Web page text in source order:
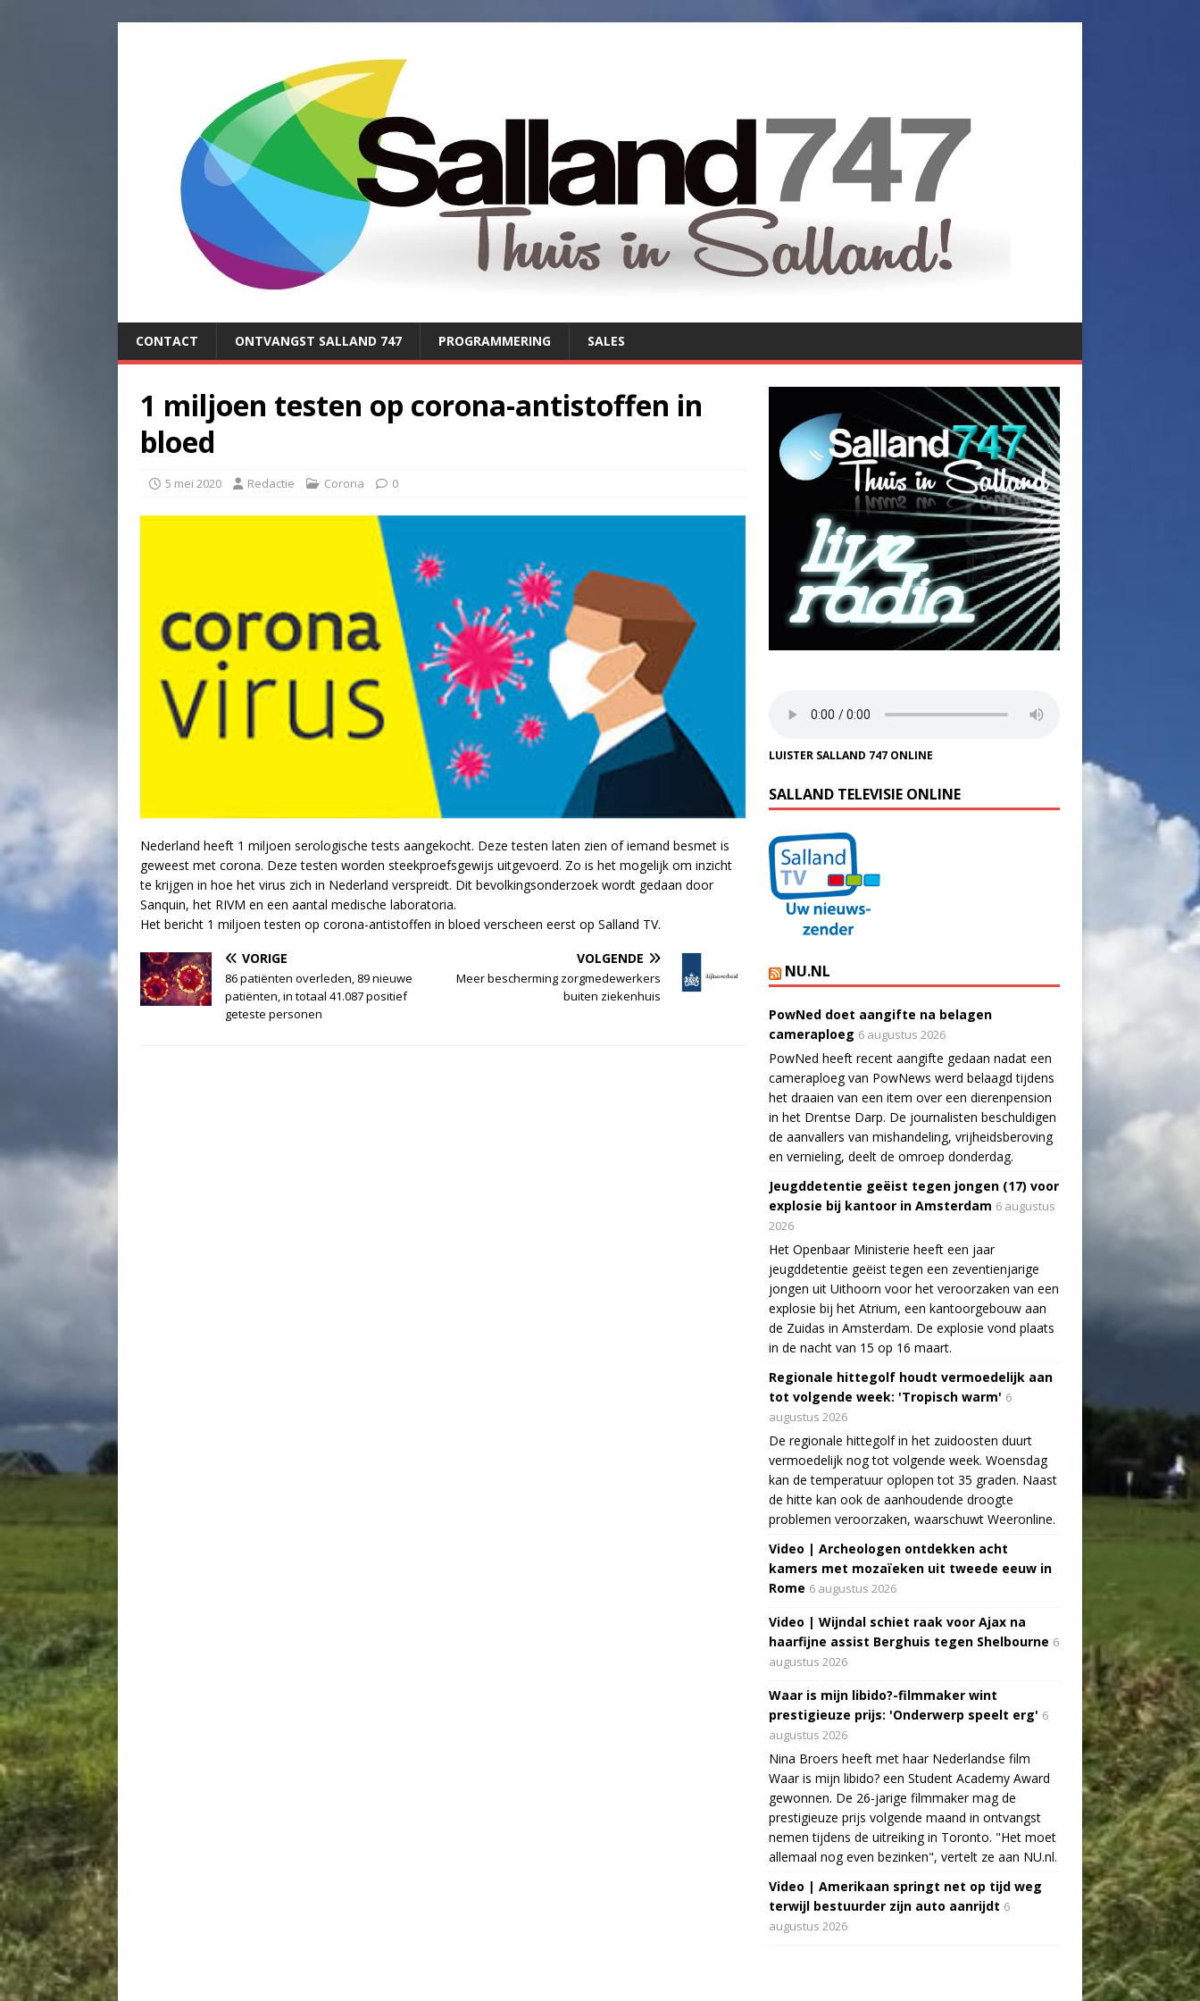
CONTACT ONTVANGST SALLAND 747 PROGRAMMERING SALES
1 miljoen testen op corona-antistoffen in
bloed
5 mei 2020 Redactie Corona 0
Nederland heeft 1 miljoen serologische tests aangekocht. Deze testen laten zien of iemand besmet is
geweest met corona. Deze testen worden steekproefsgewijs uitgevoerd. Zo is het mogelijk om inzicht
te krijgen in hoe het virus zich in Nederland verspreidt. Dit bevolkingsonderzoek wordt gedaan door
Sanquin, het RIVM en een aantal medische laboratoria.
Het bericht 1 miljoen testen op corona-antistoffen in bloed verscheen eerst op Salland TV.
VORIGE
86 patiënten overleden, 89 nieuwe
patiënten, in totaal 41.087 positief
geteste personen
VOLGENDE
Meer bescherming zorgmedewerkers
buiten ziekenhuis
LUISTER SALLAND 747 ONLINE
SALLAND TELEVISIE ONLINE
NU.NL
PowNed doet aangifte na belagen
cameraploeg 6 augustus 2026
PowNed heeft recent aangifte gedaan nadat een
cameraploeg van PowNews werd belaagd tijdens
het draaien van een item over een dierenpension
in het Drentse Darp. De journalisten beschuldigen
de aanvallers van mishandeling, vrijheidsberoving
en vernieling, deelt de omroep donderdag.
Jeugddetentie geëist tegen jongen (17) voor
explosie bij kantoor in Amsterdam 6 augustus
2026
Het Openbaar Ministerie heeft een jaar
jeugddetentie geëist tegen een zeventienjarige
jongen uit Uithoorn voor het veroorzaken van een
explosie bij het Atrium, een kantoorgebouw aan
de Zuidas in Amsterdam. De explosie vond plaats
in de nacht van 15 op 16 maart.
Regionale hittegolf houdt vermoedelijk aan
tot volgende week: 'Tropisch warm' 6
augustus 2026
De regionale hittegolf in het zuidoosten duurt
vermoedelijk nog tot volgende week. Woensdag
kan de temperatuur oplopen tot 35 graden. Naast
de hitte kan ook de aanhoudende droogte
problemen veroorzaken, waarschuwt Weeronline.
Video | Archeologen ontdekken acht
kamers met mozaïeken uit tweede eeuw in
Rome 6 augustus 2026
Video | Wijndal schiet raak voor Ajax na
haarfijne assist Berghuis tegen Shelbourne 6
augustus 2026
Waar is mijn libido?-filmmaker wint
prestigieuze prijs: 'Onderwerp speelt erg' 6
augustus 2026
Nina Broers heeft met haar Nederlandse film
Waar is mijn libido? een Student Academy Award
gewonnen. De 26-jarige filmmaker mag de
prestigieuze prijs volgende maand in ontvangst
nemen tijdens de uitreiking in Toronto. "Het moet
allemaal nog even bezinken", vertelt ze aan NU.nl.
Video | Amerikaan springt net op tijd weg
terwijl bestuurder zijn auto aanrijdt 6
augustus 2026